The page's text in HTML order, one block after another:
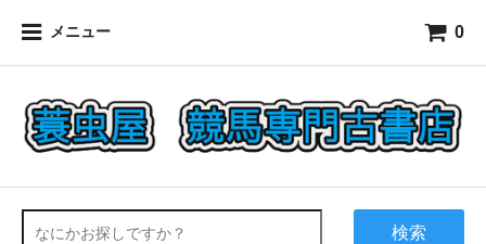
メニュー 0
検索